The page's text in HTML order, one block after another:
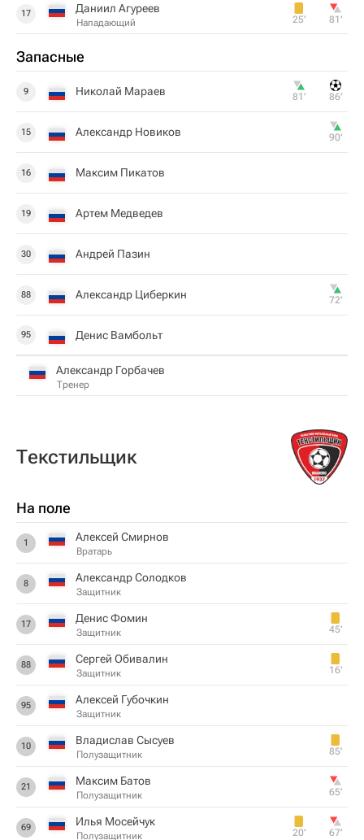
17 Даниил Агуреев
Нападающий 25‎’‎ 81‎’‎
Запасные
9 Николай Мараев 81‎’‎ 86‎’‎
15 Александр Новиков 90‎’‎
16 Максим Пикатов
19 Артем Медведев
30 Андрей Пазин
88 Александр Циберкин 72‎’‎
95 Денис Вамбольт
Александр Горбачев
Тренер
Текстильщик
На поле
1 Алексей Смирнов
Вратарь
8 Александр Солодков
Защитник
17 Денис Фомин
Защитник 45‎’‎
88 Сергей Обивалин
Защитник 16‎’‎
95 Алексей Губочкин
Защитник
10 Владислав Сысуев
Полузащитник 85‎’‎
21 Максим Батов
Полузащитник 65‎’‎
69 Илья Мосейчук
Полузащитник 20‎’‎ 67‎’‎